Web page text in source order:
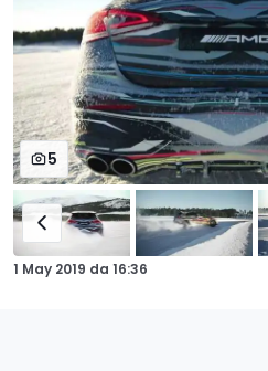
5
1 May 2019 da 16:36